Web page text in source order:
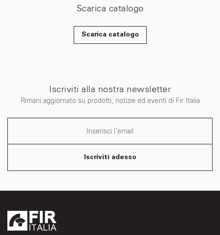
Scarica catalogo
Scarica catalogo
Iscriviti alla nostra newsletter
Rimani aggiornato su prodotti, notizie ed eventi di Fir Italia
Iscriviti adesso